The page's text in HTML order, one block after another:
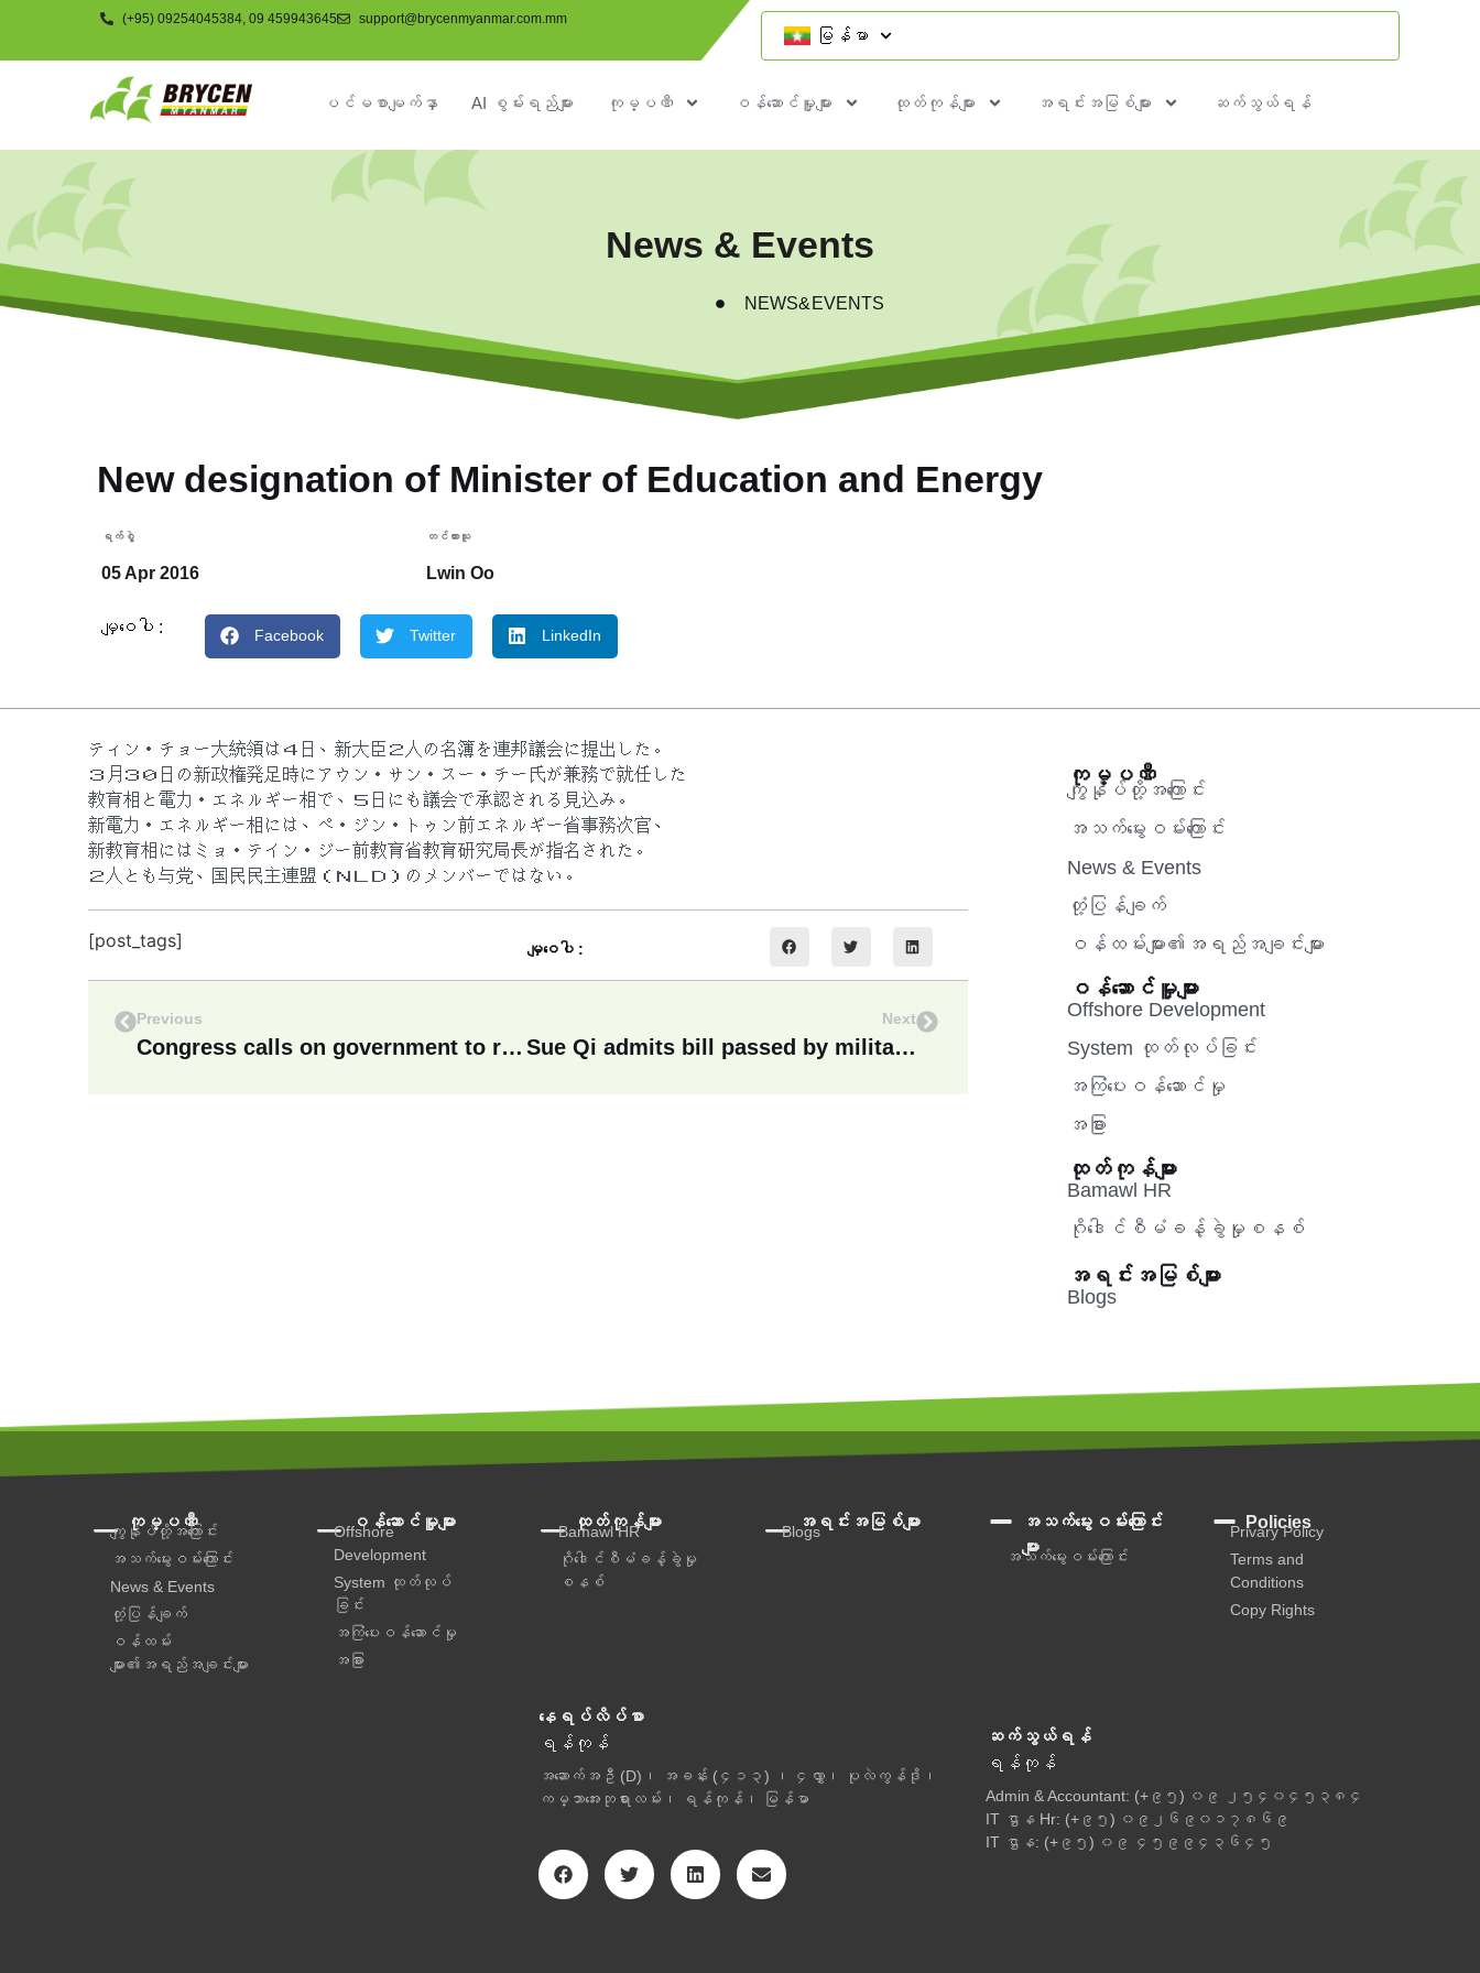
(+95) 09254045384, 09 459943645 support@brycenmyanmar.com.mm
မြန်မာ
ပင်မစာမျက်နှာ AI စွမ်းရည်များ ကုမ္ပဏီ ဝန်ဆောင်မှူများ ထုတ်ကုန်များ အရင်းအမြစ်များ ဆက်သွယ်ရန်
News & Events
NEWS&EVENTS
New designation of Minister of Education and Energy
ရက်စွဲ့
05 Apr 2016
တင်ထားသူ
Lwin Oo
မျှဝေပါ : Facebook Twitter LinkedIn
ティン・チョー大統領は４日、新大臣２人の名簿を連邦議会に提出した。
３月３０日の新政権発足時にアウン・サン・スー・チー氏が兼務で就任した
教育相と電力・エネルギー相で、５日にも議会で承認される見込み。
新電力・エネルギー相には、ぺ・ジン・トゥン前エネルギー省事務次官、
新教育相にはミョ・テイン・ジー前教育省教育研究局長が指名された。
２人とも与党、国民民主連盟（ＮＬＤ）のメンバーではない。
[post_tags] မျှဝေပါ :
Previous
Congress calls on government to review mobile service tax
Next
Sue Qi admits bill passed by military advisor
ကုမ္ပဏီ
ကျွန်ုပ်တို့အကြောင်း
အသက်မွေးဝမ်းကြောင်း
News & Events
တုံ့ပြန်ချက်
ဝန်ထမ်းများ၏အရည်အချင်းများ
ဝန်ဆောင်မှူများ
Offshore Development
System ထုတ်လုပ်ခြင်း
အကြံပေးဝန်ဆောင်မှု‌
အခြား
ထုတ်ကုန်များ
Bamawl HR
ဂိုဒေါင်စီမံခန့်ခွဲမှုစနစ်
အရင်းအမြစ်များ
Blogs
ကုမ္ပဏီ
ကျွန်ုပ်တို့အကြောင်း
အသက်မွေးဝမ်းကြောင်း
News & Events
တုံ့ပြန်ချက်
ဝန်ထမ်း
များ၏အရည်အချင်းများ
ဝန်ဆောင်မှူများ
Offshore
Development
System ထုတ်လုပ်
ခြင်း
အကြံပေးဝန်ဆောင်မှု‌
အခြား
ထုတ်ကုန်များ
Bamawl HR
ဂိုဒေါင်စီမံခန့်ခွဲမှု
စနစ်
အရင်းအမြစ်များ
Blogs
အသက်မွေးဝမ်းကြောင်း
များ
အသက်မွေးဝမ်းကြောင်း
Policies
Privary Policy
Terms and
Conditions
Copy Rights
နေရပ်လိပ်စာ
ရန်ကုန်
အဆောက်အဦ (D)၊ အခန်း (၄၁၃) ၊ ၄လွှာ၊ ပုလဲကွန်ဒို၊
ကမ္ဘာအေးဘုရားလမ်း၊ ရန်ကုန်၊ မြန်မာ
ဆက်သွယ်ရန်
ရန်ကုန်
Admin & Accountant: (+၉၅) ၀၉ ၂၅၄၀၄၅၃၈၄
IT ဌာန Hr: (+၉၅) ၀၉၂၆၉၀၁၇၈၆၉
IT ဌာန: (+၉၅) ၀၉ ၄၅၉၉၄၃၆၄၅